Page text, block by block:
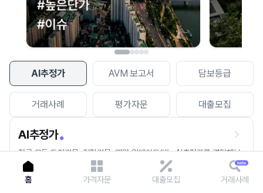
AI추정가 AVM 보고서 담보등급
거래사례 평가자문 대출모집
AI추정가
전국 모든 토지건물, 집합건물, 매월 업데이트되는 AI추정가를 경험해보
세요.
홈 가격자문 대출모집 거래사례